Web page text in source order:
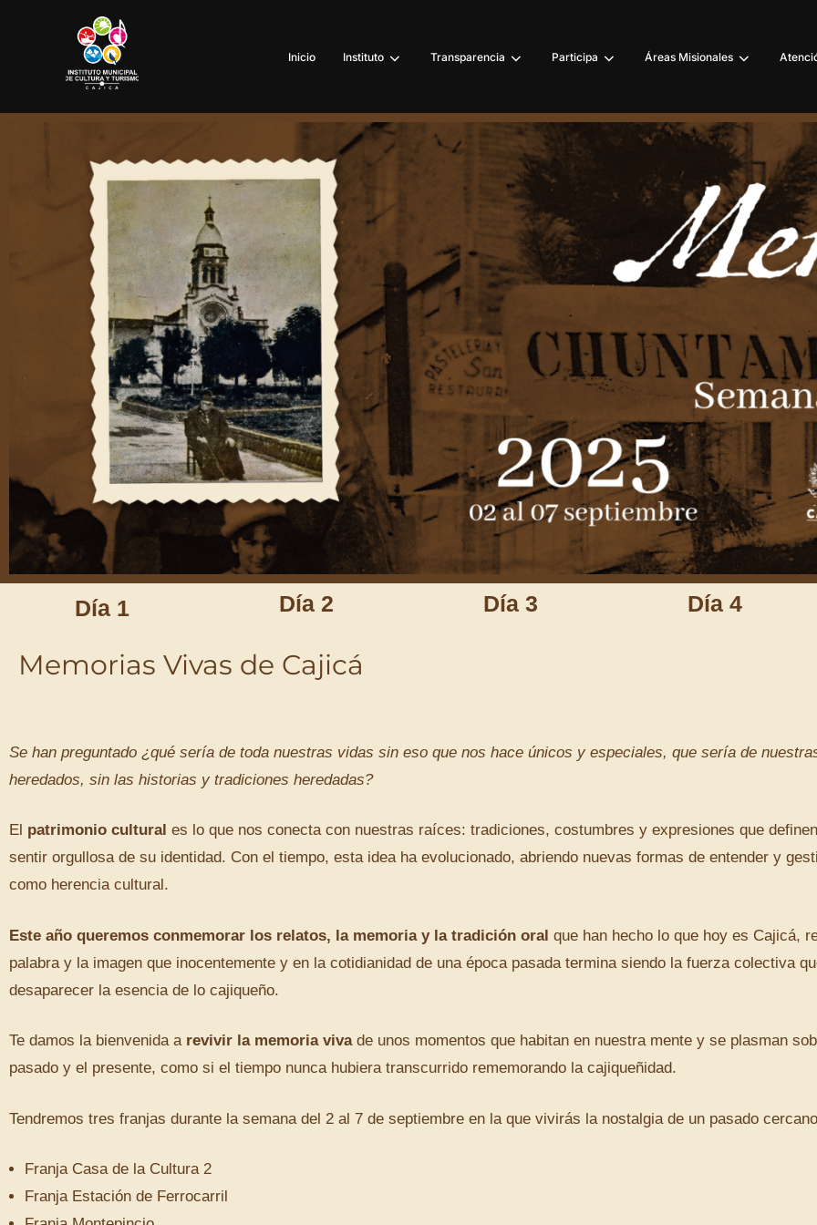
Inicio Instituto Transparencia Participa Áreas Misionales
Día 1 Día 2 Día 3 Día 4
Memorias Vivas de Cajicá
Se han preguntado ¿qué sería de toda nuestras vidas sin eso que nos hace únicos y especiales, que sería de
heredados, sin las historias y tradiciones heredadas?
El patrimonio cultural es lo que nos conecta con nuestras raíces: tradiciones, costumbres y expresiones que
sentir orgullosa de su identidad. Con el tiempo, esta idea ha evolucionado, abriendo nuevas formas de entender y
como herencia cultural.
Este año queremos conmemorar los relatos, la memoria y la tradición oral que han hecho lo que hoy es Cajicá,
palabra y la imagen que inocentemente y en la cotidianidad de una época pasada termina siendo la fuerza colectiva
desaparecer la esencia de lo cajiqueño.
Te damos la bienvenida arevivir la memoria vivade unos momentos que habitan en nuestra mente y se plasman
pasado y el presente, como si el tiempo nunca hubiera transcurrido rememorando la cajiqueñidad.
Tendremos tres franjas durante la semana del 2 al 7 de septiembre en la que vivirás la nostalgia de un pasado
Franja Casa de la Cultura 2
Franja Estación de Ferrocarril